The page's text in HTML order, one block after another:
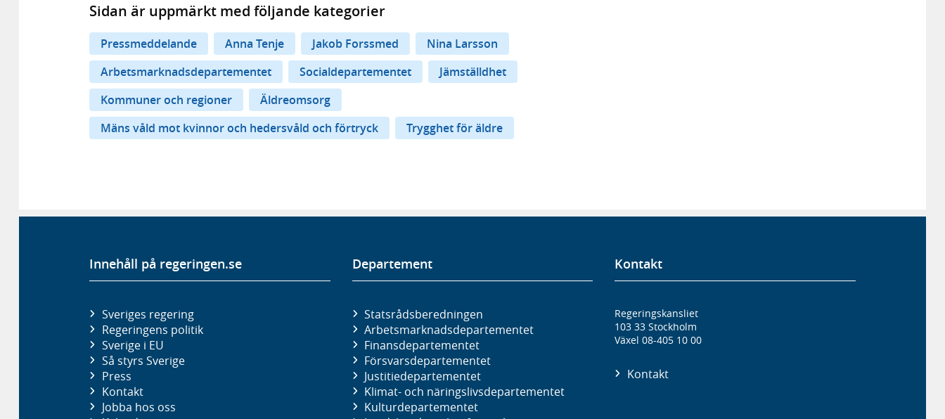
Sidan är uppmärkt med följande kategorier
Pressmeddelande Anna Tenje Jakob Forssmed
Nina Larsson
Arbetsmarknadsdepartementet
Socialdepartementet
Jämställdhet
Kommuner och regioner
Äldreomsorg
Mäns våld mot kvinnor och hedersvåld och förtryck
Trygghet för äldre
Innehåll på regeringen.se
Sveriges regering
Regeringens politik
Sverige i EU
Så styrs Sverige
Press
Kontakt
Jobba hos oss
Departement
Statsrådsberedningen
Arbetsmarknads­departementet
Finans­departementet
Försvars­departementet
Justitie­departementet
Klimat- och näringslivs­departementet
Kultur­departementet
Kontakt
Regeringskansliet
103 33 Stockholm
Växel 08-405 10 00
Kontakt